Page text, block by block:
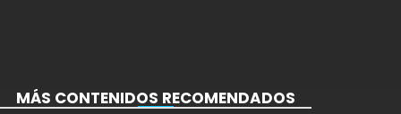
MÁS CONTENIDOS RECOMENDADOS